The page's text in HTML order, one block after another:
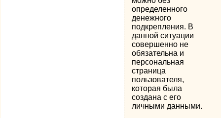
определенного
денежного
подкрепления. В
данной ситуации
совершенно не
обязательна и
персональная
страница
пользователя,
которая была
создана с его
личными данными.